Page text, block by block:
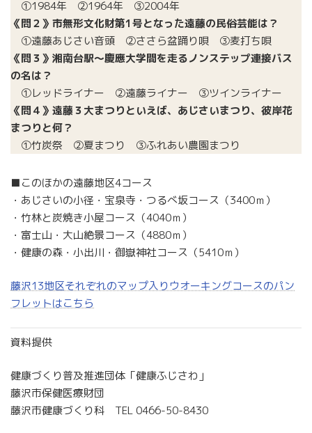
①1984年 ②1964年 ③2004年
《問２》 市無形文化財第1号となった遠藤の民俗芸能は？
①遠藤あじさい音頭 ②ささら盆踊り唄 ③麦打ち唄
《問３》 湘南台駅～慶應大学間を走るノンステップ連接バス
の名は？
①レッドライナー ②遠藤ライナー ③ツインライナー
《問４》 遠藤３大まつりといえば、あじさいまつり、彼岸花
まつりと何？
①竹炭祭 ②夏まつり ③ふれあい農園まつり
■このほかの遠藤地区4コース
・あじさいの小径・宝泉寺・つるべ坂コース（3400ｍ）
・竹林と炭焼き小屋コース（4040ｍ）
・富士山・大山絶景コース（4880ｍ）
・健康の森・小出川・御嶽神社コース（5410ｍ）
藤沢13地区それぞれのマップ入りウオーキングコースのパン
フレットはこちら
資料提供
健康づくり普及推進団体「健康ふじさわ」
藤沢市保健医療財団
藤沢市健康づくり科 TEL 0466-50-8430